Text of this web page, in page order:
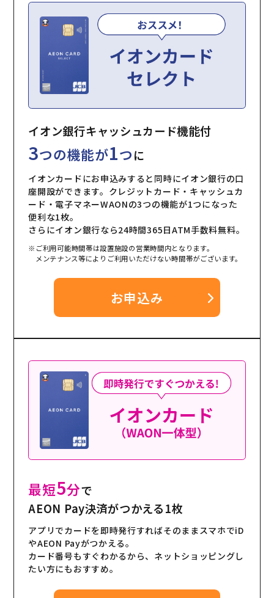
イオン銀行キャッシュカード機能付
3つの機能が1つに
イオンカードにお申込みすると同時にイオン銀行の口
座開設ができます。クレジットカード・キャッシュカ
ード・電子マネーWAONの3つの機能が1つになった
便利な1枚。
さらにイオン銀行なら24時間365日ATM手数料無料。
※ご利用可能時間帯は設置施設の営業時間内となります。
メンテナンス等によりご利用いただけない時間帯がございます。
お申込み
最短5分で
AEON Pay決済がつかえる1枚
アプリでカードを即時発行すればそのままスマホでiD
やAEON Payがつかえる。
カード番号もすぐわかるから、ネットショッピングし
たい方にもおすすめ。